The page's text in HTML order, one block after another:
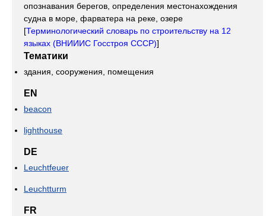
опознавания берегов, определения местонахождения
судна в море, фарватера на реке, озере
[Терминологический словарь по строительству на 12
языках (ВНИИИС Госстроя СССР)]
Тематики
здания, сооружения, помещения
EN
beacon
lighthouse
DE
Leuchtfeuer
Leuchtturm
FR